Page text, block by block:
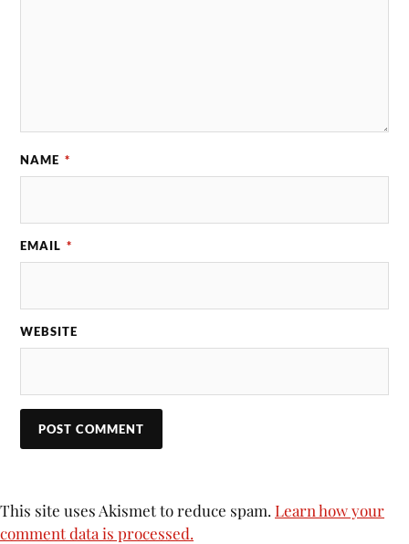
NAME *
EMAIL *
WEBSITE
This site uses Akismet to reduce spam. Learn how your
comment data is processed.